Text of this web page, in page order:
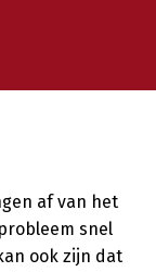
af van het
snel
ook zijn dat